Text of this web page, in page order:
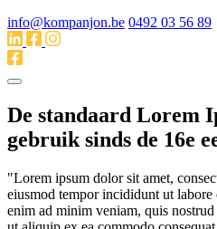
info@kompanjon.be 0492 03 56 89
De standaard Lorem
gebruik sinds de 16e
"Lorem ipsum dolor sit amet,
eiusmod tempor incididunt ut
enim ad minim veniam, quis